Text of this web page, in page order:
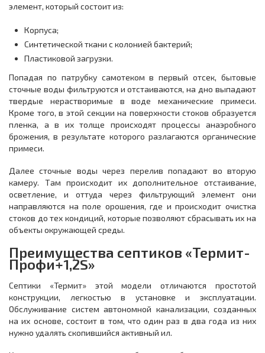
элемент, который состоит из:
Корпуса;
Синтетической ткани с колонией бактерий;
Пластиковой загрузки.
Попадая по патрубку самотеком в первый отсек, бытовые
сточные воды фильтруются и отстаиваются, на дно выпадают
твердые нерастворимые в воде механические примеси.
Кроме того, в этой секции на поверхности стоков образуется
пленка, а в их толще происходят процессы анаэробного
брожения, в результате которого разлагаются органические
примеси.
Далее сточные воды через перелив попадают во вторую
камеру. Там происходит их дополнительное отстаивание,
осветление, и оттуда через фильтрующий элемент они
направляются на поле орошения, где и происходит очистка
стоков до тех кондиций, которые позволяют сбрасывать их на
объекты окружающей среды.
Преимущества септиков «Термит-
Профи+1,2S»
Септики «Термит» этой модели отличаются простотой
конструкции, легкостью в установке и эксплуатации.
Обслуживание систем автономной канализации, созданных
на их основе, состоит в том, что один раз в два года из них
нужно удалять скопившийся активный ил.